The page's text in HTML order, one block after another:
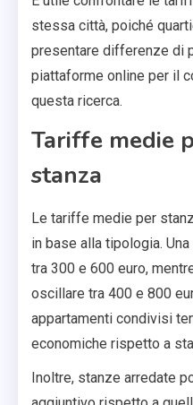
stessa città, poiché
presentare differenze di
piattaforme online per il
questa ricerca.
Tariffe medie
stanza
Le tariffe medie per
in base alla tipologia.
tra 300 e 600 euro,
oscillare tra 400 e 800
appartamenti condivisi
economiche rispetto a
Inoltre, stanze arredate